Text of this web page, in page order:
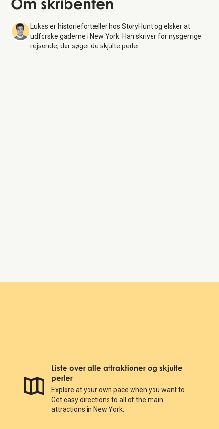
Om skribenten
Lukas er historiefortæller hos StoryHunt og elsker at
udforske gaderne i New York. Han skriver for nysgerrige
rejsende, der søger de skjulte perler.
Liste over alle attraktioner og skjulte
perler
Explore at your own pace when you want to.
Get easy directions to all of the main
attractions in New York.